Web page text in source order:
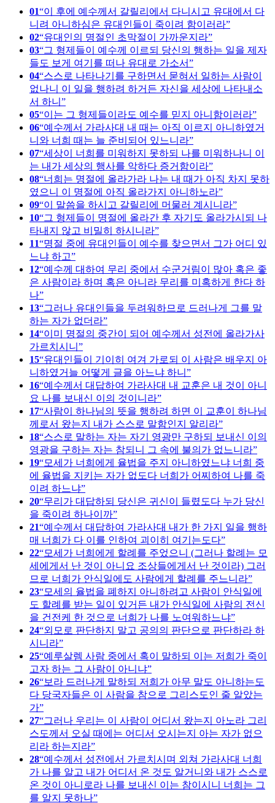
01 이 후에 예수께서 갈릴리에서 다니시고 유대에서 다
니려 아니하심은 유대인들이 죽이려 함이러라
02 유대인의 명절인 초막절이 가까운지라
03 그 형제들이 예수께 이르되 당신의 행하는 일을 제자
들도 보게 여기를 떠나 유대로 가소서
04 스스로 나타나기를 구하면서 묻혀서 일하는 사람이
없나니 이 일을 행하려 하거든 자신을 세상에 나타내소
서 하니
05 이는 그 형제들이라도 예수를 믿지 아니함이러라
06 예수께서 가라사대 내 때는 아직 이르지 아니하였거
니와 너희 때는 늘 준비되어 있느니라
07 세상이 너희를 미워하지 못하되 나를 미워하나니 이
는 내가 세상의 행사를 악하다 증거함이라
08 너희는 명절에 올라가라 나는 내 때가 아직 차지 못하
였으니 이 명절에 아직 올라가지 아니하노라
09 이 말씀을 하시고 갈릴리에 머물러 계시니라
10 그 형제들이 명절에 올라간 후 자기도 올라가시되 나
타내지 않고 비밀히 하시니라
11 명절 중에 유대인들이 예수를 찾으면서 그가 어디 있
느냐 하고
12 예수께 대하여 무리 중에서 수군거림이 많아 혹은 좋
은 사람이라 하며 혹은 아니라 무리를 미혹하게 한다 하
나
13 그러나 유대인들을 두려워하므로 드러나게 그를 말
하는 자가 없더라
14 이미 명절의 중간이 되어 예수께서 성전에 올라가사
가르치시니
15 유대인들이 기이히 여겨 가로되 이 사람은 배우지 아
니하였거늘 어떻게 글을 아느냐 하니
16 예수께서 대답하여 가라사대 내 교훈은 내 것이 아니
요 나를 보내신 이의 것이니라
17 사람이 하나님의 뜻을 행하려 하면 이 교훈이 하나님
께로서 왔는지 내가 스스로 말함인지 알리라
18 스스로 말하는 자는 자기 영광만 구하되 보내신 이의
영광을 구하는 자는 참되니 그 속에 불의가 없느니라
19 모세가 너희에게 율법을 주지 아니하였느냐 너희 중
에 율법을 지키는 자가 없도다 너희가 어찌하여 나를 죽
이려 하느냐
20 무리가 대답하되 당신은 귀신이 들렸도다 누가 당신
을 죽이려 하나이까
21 예수께서 대답하여 가라사대 내가 한 가지 일을 행하
매 너희가 다 이를 인하여 괴이히 여기는도다
22 모세가 너희에게 할례를 주었으니 (그러나 할례는 모
세에게서 난 것이 아니요 조상들에게서 난 것이라) 그러
므로 너희가 안식일에도 사람에게 할례를 주느니라
23 모세의 율법을 폐하지 아니하려고 사람이 안식일에
도 할례를 받는 일이 있거든 내가 안식일에 사람의 전신
을 건전케 한 것으로 너희가 나를 노여워하느냐
24 외모로 판단하지 말고 공의의 판단으로 판단하라 하
시니라
25 예루살렘 사람 중에서 혹이 말하되 이는 저희가 죽이
고자 하는 그 사람이 아니냐
26 보라 드러나게 말하되 저희가 아무 말도 아니하는도
다 당국자들은 이 사람을 참으로 그리스도인 줄 알았는
가
27 그러나 우리는 이 사람이 어디서 왔는지 아노라 그리
스도께서 오실 때에는 어디서 오시는지 아는 자가 없으
리라 하는지라
28 예수께서 성전에서 가르치시며 외쳐 가라사대 너희
가 나를 알고 내가 어디서 온 것도 알거니와 내가 스스로
온 것이 아니로라 나를 보내신 이는 참이시니 너희는 그
를 알지 못하나